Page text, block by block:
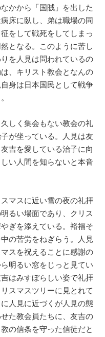
かから「国賊」を出した
床に臥し、弟は職場の同
をして戦死をしてしまっ
となる。このように苦し
を人見は問われているの
、キリスト教会となんの
身は日本国民として戦争
しく集会もない教会の礼
が坐っている。人見は友
吉を愛している治子に向
い人間を知らないと本音
マスに近い雪の夜の礼拝
るい場面であり、クリス
ぎを添えている。裕福そ
の苦労をねぎらう。人見
スを祝えることに感謝の
明るい窓をじっと見てい
はみすぼらしい姿で礼拝
スマスツリーに見とれて
人見に近づくが人見の態
た教会員たちに、友吉の
の信条を守った信徒だと